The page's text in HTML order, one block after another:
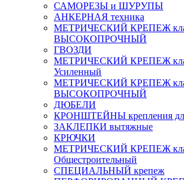
САМОРЕЗЫ и ШУРУПЫ
АНКЕРНАЯ техника
МЕТРИЧЕСКИЙ КРЕПЕЖ
ВЫСОКОПРОЧНЫЙ
ГВОЗДИ
МЕТРИЧЕСКИЙ КРЕПЕЖ
Усиленный
МЕТРИЧЕСКИЙ КРЕПЕЖ
ВЫСОКОПРОЧНЫЙ
ДЮБЕЛИ
КРОНШТЕЙНЫ крепления
ЗАКЛЕПКИ вытяжные
КРЮЧКИ
МЕТРИЧЕСКИЙ КРЕПЕЖ
Общестроительный
СПЕЦИАЛЬНЫЙ крепеж